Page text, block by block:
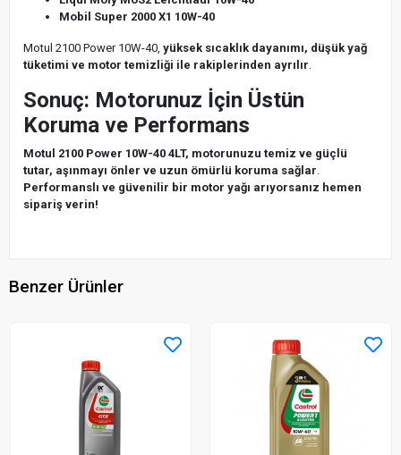
Mobil Super 2000 X1 10W-40
Motul 2100 Power 10W-40, yüksek sıcaklık dayanımı, düşük yağ
tüketimi ve motor temizliği ile rakiplerinden ayrılır.
Sonuç: Motorunuz İçin Üstün
Koruma ve Performans
Motul 2100 Power 10W-40 4LT, motorunuzu temiz ve güçlü
tutar, aşınmayı önler ve uzun ömürlü koruma sağlar.
Performanslı ve güvenilir bir motor yağı arıyorsanız hemen
sipariş verin!
Benzer Ürünler